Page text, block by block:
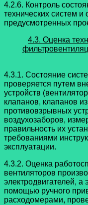
4.2.6. Контроль
технических систем
предусмотренных
4.3. Оценка
4.3.1. Состояние
проверяется путем
устройств
клапанов, клапанов
противовзрывных
воздухозаборов,
правильность их
требованиями
эксплуатации.
4.3.2. Оценка
вентиляторов
электродвигателей, а
помощью ручного
расходомерами,